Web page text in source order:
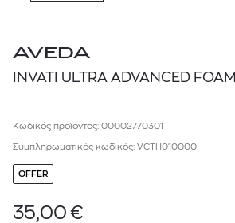
AVEDA
INVATI ULTRA ADVANCED FOAM
Κωδικός προϊόντος: 00002770301
Συμπληρωματικός κωδικός: VCTH010000
OFFER
35,00 €